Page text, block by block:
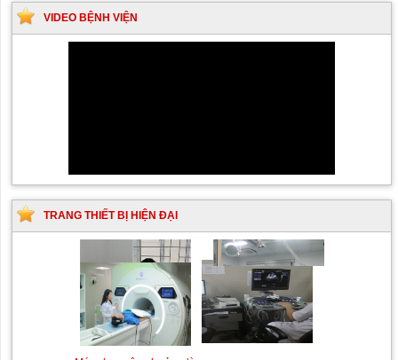
VIDEO BỆNH VIỆN
TRANG THIẾT BỊ HIỆN ĐẠI
Siêu âm Doppler xuyên
Kỹ thuật chụp mạch máu